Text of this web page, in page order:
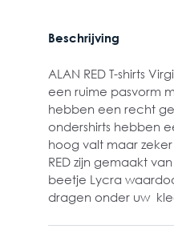
Beschrijving
ALAN RED T-shirts
een ruime pasvorm
hebben een recht
ondershirts hebben
hoog valt maar
RED zijn gemaakt
beetje Lycra
dragen onder uw